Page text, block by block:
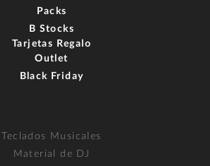
Packs
B Stocks
Tarjetas Regalo
Outlet
Black Friday
Teclados Musicales
Material de DJ